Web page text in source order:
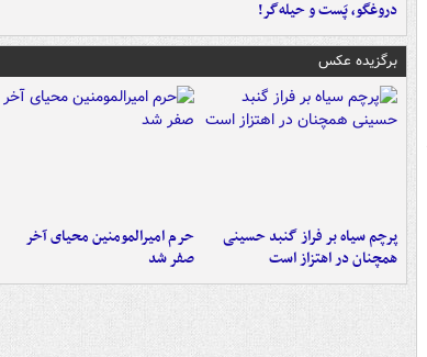
دروغگو، پَست‌ و حیله‌گر!
برگزیده عکس
پرچم سیاه بر فراز گنبد حسینی
همچنان در اهتزاز است
حرم امیرالمومنین محیای آخر
صفر شد